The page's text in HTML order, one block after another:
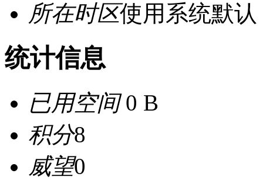
所在时区使用系统默认
统计信息
已用空间0 B
积分8
威望0